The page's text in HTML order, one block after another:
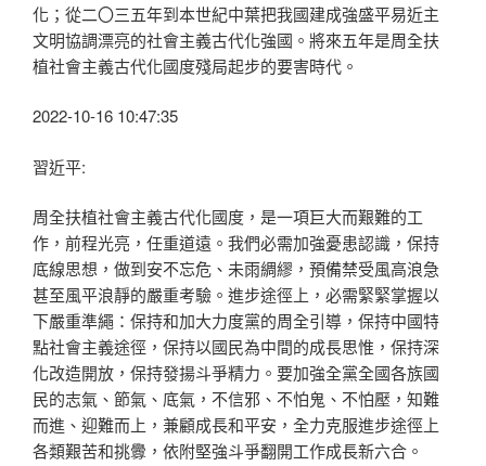
化；從二〇三五年到本世紀中葉把我國建成強盛平易近主
文明協調漂亮的社會主義古代化強國。將來五年是周全扶
植社會主義古代化國度殘局起步的要害時代。
2022-10-16 10:47:35
習近平:
周全扶植社會主義古代化國度，是一項巨大而艱難的工
作，前程光亮，任重道遠。我們必需加強憂患認識，保持
底線思想，做到安不忘危、未雨綢繆，預備禁受風高浪急
甚至風平浪靜的嚴重考驗。進步途徑上，必需緊緊掌握以
下嚴重準繩：保持和加大力度黨的周全引導，保持中國特
點社會主義途徑，保持以國民為中間的成長思惟，保持深
化改造開放，保持發揚斗爭精力。要加強全黨全國各族國
民的志氣、節氣、底氣，不信邪、不怕鬼、不怕壓，知難
而進、迎難而上，兼顧成長和平安，全力克服進步途徑上
各類艱苦和挑釁，依附堅強斗爭翻開工作成長新六合。